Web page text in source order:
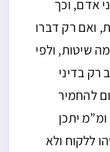
אדם, וכך
ואם רק דברו
שיטות, ולפי
רק בדיני
להחמיר
יתכן
ללקוח ולא